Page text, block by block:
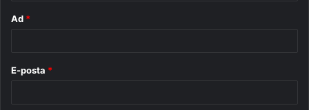
Ad *
E-posta *